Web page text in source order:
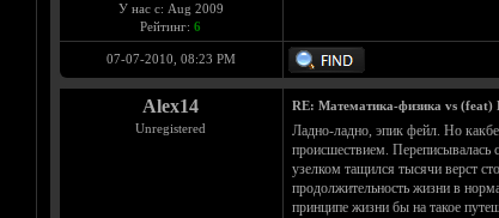
У нас с: Aug 2009
Рейтинг: 6
07-07-2010, 08:23 PM
Alex14
Unregistered
RE: Математика-физика vs (feat)
Ладно-ладно, эпик фейл. Но
происшествием. Переписывалась
узелком тащился тысячи верст
продолжительность жизни в
принципе жизни бы на такое